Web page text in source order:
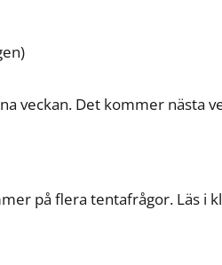
veckan. Det kommer nästa
på flera tentafrågor. Läs i